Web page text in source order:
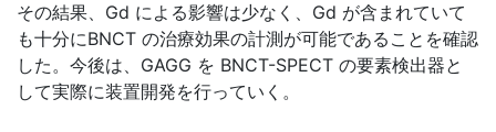
その結果、Gd による影響は少なく、Gd が含まれていて
も十分にBNCT の治療効果の計測が可能であることを確認
した。今後は、GAGG を BNCT-SPECT の要素検出器と
して実際に装置開発を行っていく。